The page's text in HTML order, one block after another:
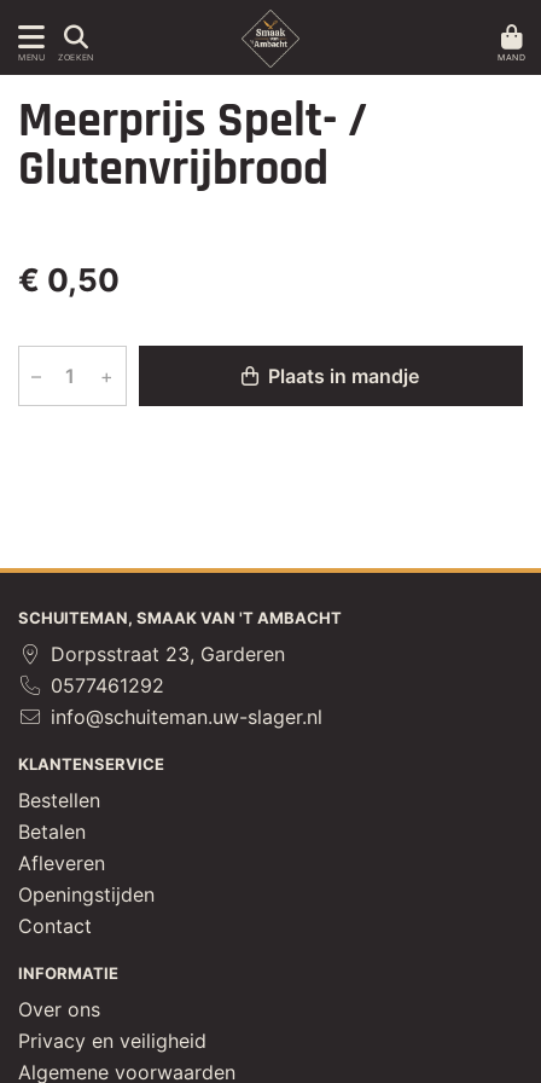
MENU ZOEKEN MAND
Meerprijs Spelt- /
Glutenvrijbrood
€ 0,50
– + Plaats in mandje
SCHUITEMAN, SMAAK VAN 'T AMBACHT
Dorpsstraat 23, Garderen
0577461292
info@schuiteman.uw-slager.nl
KLANTENSERVICE
Bestellen
Betalen
Afleveren
Openingstijden
Contact
INFORMATIE
Over ons
Privacy en veiligheid
Algemene voorwaarden